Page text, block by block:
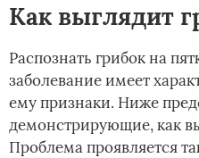
Как выглядит
Распознать грибок на
заболевание имеет
ему признаки. Ниже
демонстрирующие, как
Проблема проявляется